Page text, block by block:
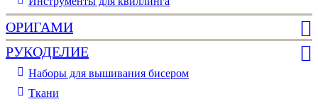
ОРИГАМИ
РУКОДЕЛИЕ
Наборы для вышивания бисером
Ткани